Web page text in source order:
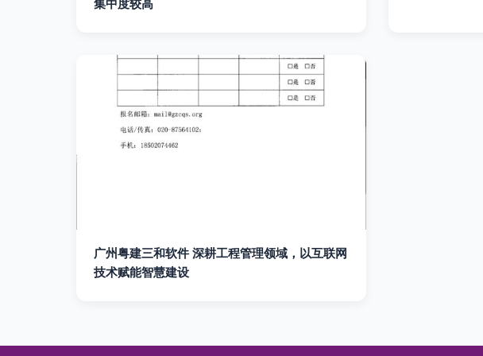
集中度较高
广州粤建三和软件 深耕工程管理领域，以互联网
技术赋能智慧建设